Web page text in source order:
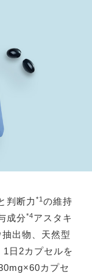
判断力 *1 の維持
成分*4アスタキ
出物、天然型
日2カプセルを
カプセ